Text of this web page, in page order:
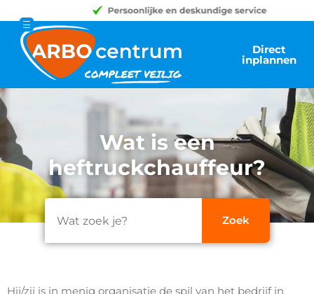
Direct
inplannen
Wat is een
heftruckchauffeur?
Hij/zij is in menig organisatie de spil van het bedrijf in